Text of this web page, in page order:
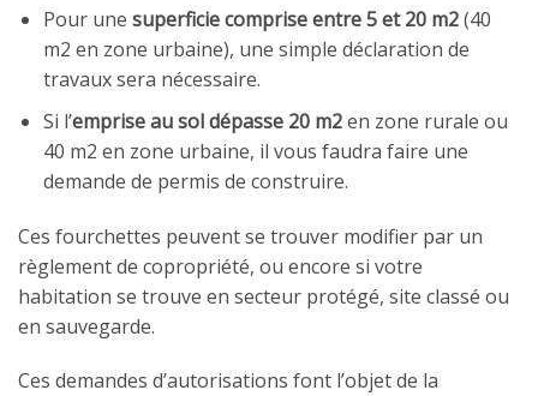
Pour une superficie comprise entre 5 et 20 m2(40
m2 en zone urbaine), une simple déclaration de
travaux sera nécessaire.
Si l’emprise au sol dépasse 20 m2en zone rurale ou
40 m2 en zone urbaine, il vous faudra faire une
demande de permis de construire.
Ces fourchettes peuvent se trouver modifier par un
règlement de copropriété, ou encore si votre
habitation se trouve en secteur protégé, site classé ou
en sauvegarde.
Ces demandes d’autorisations font l’objet de la